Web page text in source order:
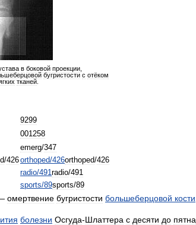
в боковой проекции,
бугристости с отёком
тканей.
9299
001258
/426
emerg/347
orthoped/426orthoped/426
radio/491radio/491
sports/89sports/89
омертвение бугристости большеберцовой кости
болезни Осгуда-Шлаттера с десяти до